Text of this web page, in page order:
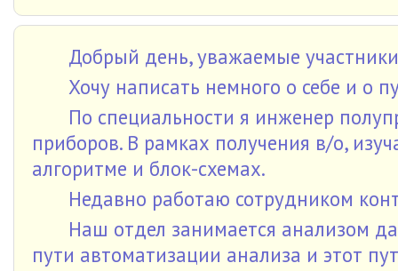
Добрый день, уважаемые
Хочу написать немного о себе и о
По специальности я инженер
приборов. В рамках получения в/о,
алгоритме и блок-схемах.
Недавно работаю сотрудником
Наш отдел занимается анализом
пути автоматизации анализа и этот